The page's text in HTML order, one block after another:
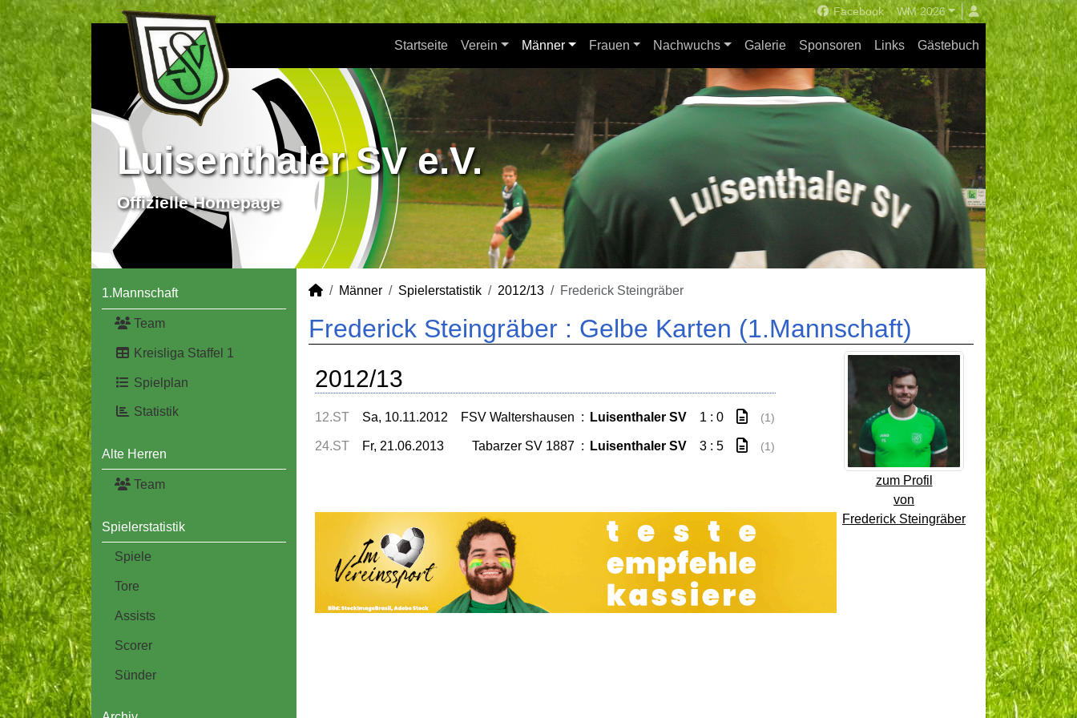
Facebook WM 2026
Startseite Verein Männer Frauen Nachwuchs Galerie Sponsoren Links Gästebuch
Luisenthaler SV e.V.
Offizielle Homepage
1.Mannschaft
Team
Kreisliga Staffel 1
Spielplan
Statistik
Alte Herren
Team
Spielerstatistik
Spiele
Tore
Assists
Scorer
Sünder
Männer Spielerstatistik 2012/13 Frederick Steingräber
Frederick Steingräber : Gelbe Karten (1.Mannschaft)
zum Profil
von
Frederick Steingräber
2012/13
12.ST Sa, 10.11.2012 FSV Waltershausen : Luisenthaler SV 1 : 0 (1)
24.ST Fr, 21.06.2013 Tabarzer SV 1887 : Luisenthaler SV 3 : 5 (1)